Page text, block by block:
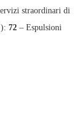
straordinari di
72 – Espulsioni